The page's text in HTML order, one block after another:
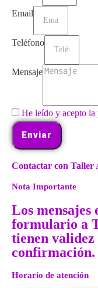
Email
Teléfono
Mensaje
He leído y acepto
Enviar
Contactar con Taller
Nota Importante
Los mensajes
formulario a
tienen validez
confirmación.
Horario de atención